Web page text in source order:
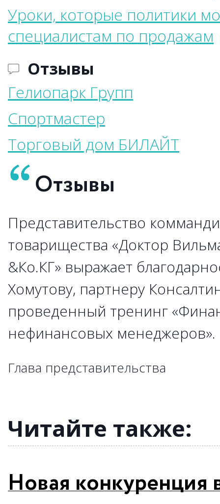
Уроки, которые политики
специалистам по продажам
Отзывы
Гелиопарк Групп
Спортмастер
Торговый дом БИЛАЙТ
Отзывы
Представительство
товарищества «Доктор
&Ко.КГ» выражает
Хомутову, партнеру
проведенный тренинг
нефинансовых
Глава представительства
→
→
→
→
→
→
→
→
→
→
→
→
→
→
→
→
→
→
→
→
→
→
→
→
→
→
→
→
→
→
→
→
→
→
→
→
Читайте также:
Новая конкуренция